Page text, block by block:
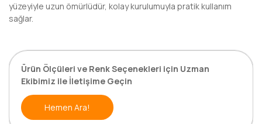
yüzeyiyle uzun ömürlüdür, kolay kurulumuyla pratik kullanım
sağlar.
Ürün Ölçüleri ve Renk Seçenekleri için Uzman
Ekibimiz ile İletişime Geçin
Hemen Ara!